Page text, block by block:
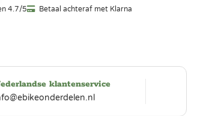
4.7/5 Betaal achteraf met Klarna
klantenservice